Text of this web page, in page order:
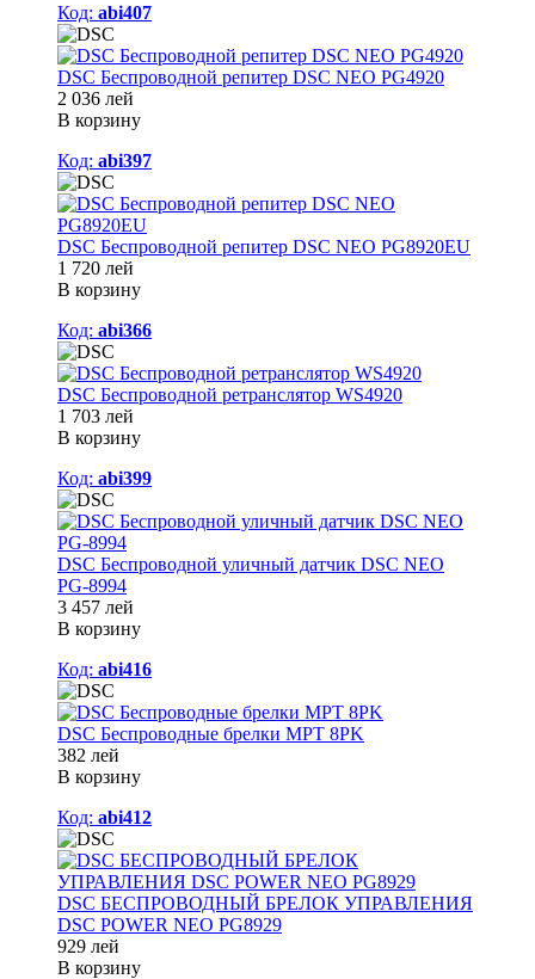
Код: abi407
DSC Беспроводной репитер DSC NEO PG4920
2 036 лей
В корзину
Код: abi397
DSC Беспроводной репитер DSC NEO PG8920EU
1 720 лей
В корзину
Код: abi366
DSC Беспроводной ретранслятор WS4920
1 703 лей
В корзину
Код: abi399
DSC Беспроводной уличный датчик DSC NEO
PG-8994
3 457 лей
В корзину
Код: abi416
DSC Беспроводные брелки MPT 8PK
382 лей
В корзину
Код: abi412
DSC БЕСПРОВОДНЫЙ БРЕЛОК УПРАВЛЕНИЯ
DSC POWER NEO PG8929
929 лей
В корзину